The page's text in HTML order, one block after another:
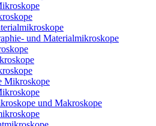
und Materialmikroskope
Mikroskope
und Makroskope